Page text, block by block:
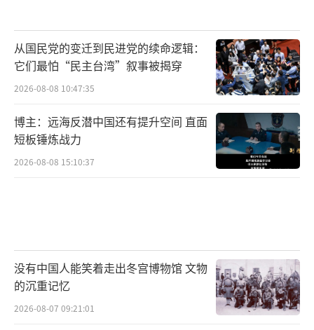
从国民党的变迁到民进党的续命逻辑：
它们最怕“民主台湾”叙事被揭穿
2026-08-08 10:47:35
博主：远海反潜中国还有提升空间 直面
短板锤炼战力
2026-08-08 15:10:37
没有中国人能笑着走出冬宫博物馆 文物
的沉重记忆
2026-08-07 09:21:01